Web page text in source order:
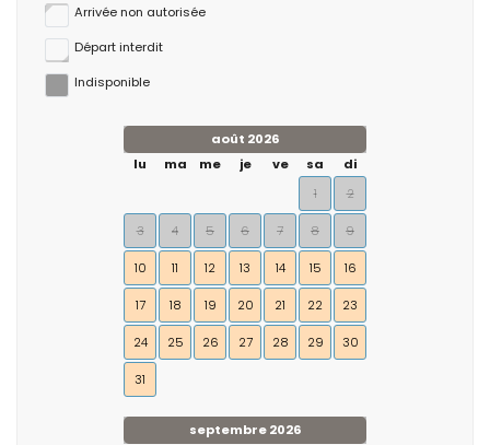
Arrivée non autorisée
Départ interdit
Indisponible
août 2026
lu
ma me je ve sa
di
1
2
3 4 5 6 7 8 9
10 11 12 13 14 15 16
17 18 19 20 21 22 23
24 25 26 27 28 29 30
31
septembre 2026